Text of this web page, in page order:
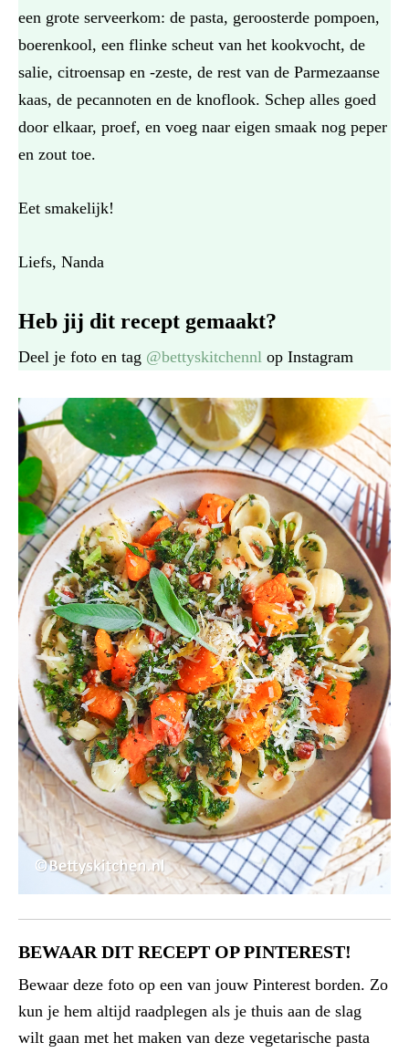
een grote serveerkom: de pasta, geroosterde pompoen,
boerenkool, een flinke scheut van het kookvocht, de
salie, citroensap en -zeste, de rest van de Parmezaanse
kaas, de pecannoten en de knoflook. Schep alles goed
door elkaar, proef, en voeg naar eigen smaak nog peper
en zout toe.
Eet smakelijk!
Liefs, Nanda
Heb jij dit recept gemaakt?
Deel je foto en tag @bettyskitchennl op Instagram
BEWAAR DIT RECEPT OP PINTEREST!
Bewaar deze foto op een van jouw Pinterest borden. Zo
kun je hem altijd raadplegen als je thuis aan de slag
wilt gaan met het maken van deze vegetarische pasta